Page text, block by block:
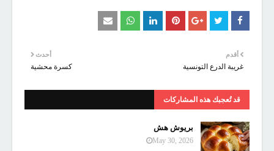
أحدث
كسرة محشية
أقدم
غريبة الدرع التونسية
قد تُعجبك هذه المشاركات
بريوش هش
May 30, 2026